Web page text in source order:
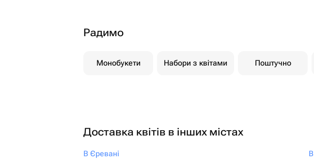
Радимо
Монобукети Набори з квітами Поштучно
Доставка квітів в інших містах
В Єревані